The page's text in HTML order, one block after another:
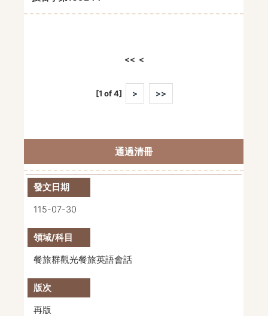
<< <
[1 of 4] > >>
通過清冊
115-07-30
餐旅群觀光餐旅英語會話
再版